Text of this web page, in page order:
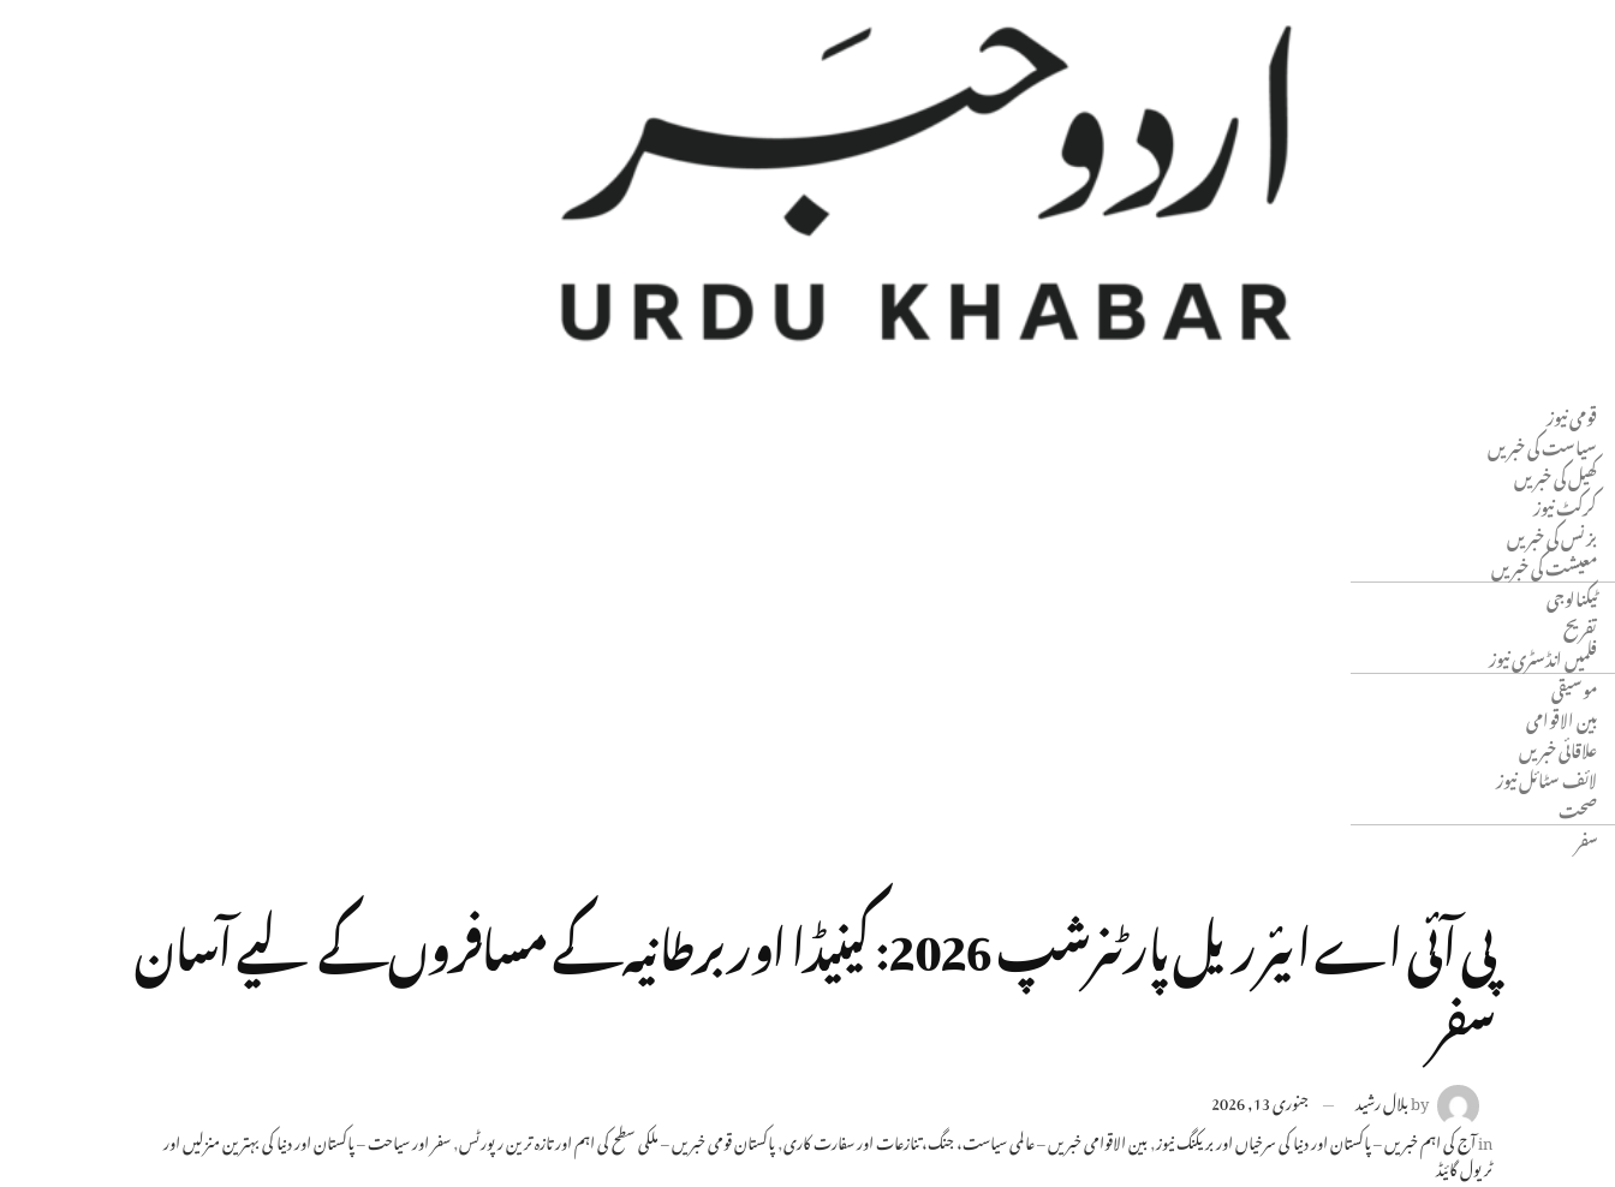
Menuقومی نیوز
سیاست کی خبریں
کھیل کی خبریں
کرکٹ نیوز
بزنس کی خبریں
معیشت کی خبریں
ٹیکنالوجی
تفریح
فلمیں انڈسٹری نیوز
موسیقی
بین الاقوامی
علاقائی خبریں
لائف سٹائل نیوز
صحت
سفر
پی آئی اے ایئر ریل پارٹنرشپ 2026: کینیڈا اور برطانیہ کے مسافروں کے لیے آسان
سفر
byبلال رشید
جنوری 13, 2026
inآج کی اہم خبریں – پاکستان اور دنیا کی سرخیاں اور بریکنگ نیوز,بین الاقوامی خبریں – عالمی سیاست، جنگ، تنازعات اور سفارت کاری,پاکستان قومی خبریں – ملکی سطح کی اہم اور تازہ ترین رپورٹس,سفر اور سیاحت – پاکستان اور دنیا کی بہترین منزلیں اور
ٹریول گائیڈ